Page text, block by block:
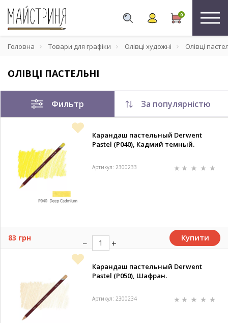
0
Головна Товари для графіки Олівці художні Олівці
ОЛІВЦІ ПАСТЕЛЬНІ
Фильтр За популярністю
Карандаш пастельный Derwent
Pastel (P040), Кадмий темный.
Артикул: 2300233
83 грн Купити
Карандаш пастельный Derwent
Pastel (P050), Шафран.
Артикул: 2300234